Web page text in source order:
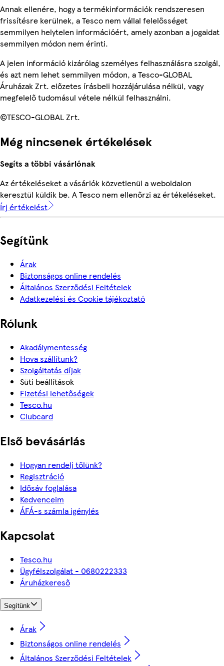
Annak ellenére, hogy a termékinformációk rendszeresen
frissítésre kerülnek, a Tesco nem vállal felelősséget
semmilyen helytelen információért, amely azonban a jogaidat
semmilyen módon nem érinti.
A jelen információ kizárólag személyes felhasználásra szolgál,
és azt nem lehet semmilyen módon, a Tesco-GLOBAL
Áruházak Zrt. előzetes írásbeli hozzájárulása nélkül, vagy
megfelelő tudomásul vétele nélkül felhasználni.
©TESCO-GLOBAL Zrt.
Még nincsenek értékelések
Segíts a többi vásárlónak
Az értékeléseket a vásárlók közvetlenül a weboldalon
keresztül küldik be. A Tesco nem ellenőrzi az értékeléseket.
Írj értékelést
Segítünk
Árak
Biztonságos online rendelés
Általános Szerződési Feltételek
Adatkezelési és Cookie tájékoztató
Rólunk
Akadálymentesség
Hova szállítunk?
Szolgáltatás díjak
Süti beállítások
Fizetési lehetőségek
Tesco.hu
Clubcard
Első bevásárlás
Hogyan rendelj tőlünk?
Regisztráció
Idősáv foglalása
Kedvenceim
ÁFÁ-s számla igénylés
Kapcsolat
Tesco.hu
Ügyfélszolgálat - 0680222333
Áruházkereső
Segítünk
Árak
Biztonságos online rendelés
Általános Szerződési Feltételek